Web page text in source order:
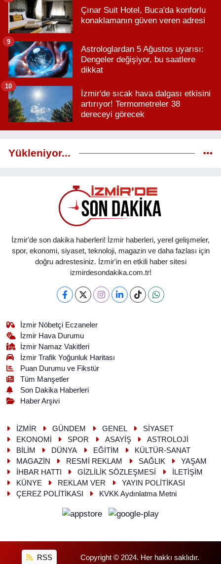
Çınar Suit Hotel, Buca'da konforlu
konaklamanın güven veren adresi
Astrologlardan 5 Ağustos uyarısı:
Dengeler değişiyor, bu saatlere
dikkat
9
İzmir'de sıcak hava dalgası etkisini
artırıyor! Termometreler 38
dereceyi görecek
10
Yükleniyor...
İzmir'de son dakika haberleri! İzmir haberleri, yerel gelişmeler,
spor, ekonomi, siyaset, teknoloji, magazin ve daha fazlası için
doğru adrestesiniz. İzmir'in en etkili haber sitesi
izmirdesondakika.com.tr!
İzmir Nöbetçi Eczaneler
İzmir Hava Durumu
İzmir Namaz Vakitleri
İzmir Trafik Yoğunluk Haritası
Puan Durumu ve Fikstür
Tüm Manşetler
Son Dakika Haberleri
Haber Arşivi
İZMİR GÜNDEM GENEL
SİYASET
EKONOMİ
SPOR ASAYİŞ
ASTROLOJİ
BİLİM
DÜNYA EĞİTİM
KÜLTÜR-SANAT
MAGAZİN
RESMİ REKLAM SAĞLIK
YAŞAM
İHBAR HATTI
GİZLİLİK SÖZLEŞMESİ
İLETİŞİM
KÜNYE
REKLAM VER
YAYIN POLİTİKASI
ÇEREZ POLİTİKASI
KVKK Aydınlatma Metni
RSS Copyright © 2024. Her hakkı saklıdır.